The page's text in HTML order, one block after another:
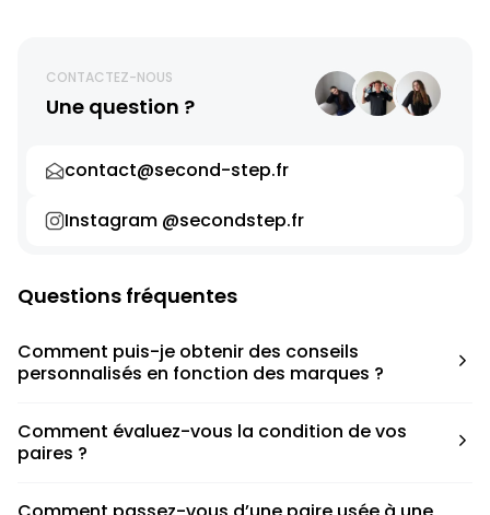
CONTACTEZ-NOUS
Une question ?
contact@second-step.fr
Instagram @secondstep.fr
Questions fréquentes
Comment puis-je obtenir des conseils
personnalisés en fonction des marques ?
pour déterminer la taille appropriée, que ce soit une taille
en dessous, au-dessus ou correspondant à votre taille
Comment évaluez-vous la condition de vos
paires ?